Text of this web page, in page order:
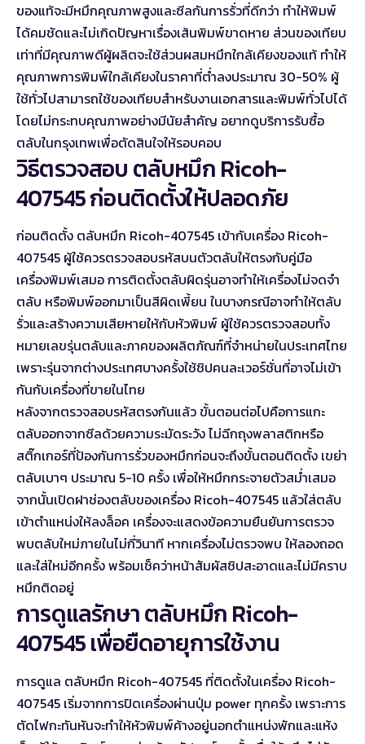
ของแท้จะมีหมึกคุณภาพสูงและซีลกันการรั่วที่ดีกว่า ทำให้พิมพ์
ได้คมชัดและไม่เกิดปัญหาเรื่องเส้นพิมพ์ขาดหาย ส่วนของเทียบ
เท่าที่มีคุณภาพดีผู้ผลิตจะใช้ส่วนผสมหมึกใกล้เคียงของแท้ ทำให้
คุณภาพการพิมพ์ใกล้เคียงในราคาที่ต่ำลงประมาณ 30-50% ผู้
ใช้ทั่วไปสามารถใช้ของเทียบสำหรับงานเอกสารและพิมพ์ทั่วไปได้
โดยไม่กระทบคุณภาพอย่างมีนัยสำคัญ อยากดูบริการรับซื้อ
ตลับในกรุงเทพเพื่อตัดสินใจให้รอบคอบ
วิธีตรวจสอบ ตลับหมึก Ricoh-
407545 ก่อนติดตั้งให้ปลอดภัย
ก่อนติดตั้ง ตลับหมึก Ricoh-407545 เข้ากับเครื่อง Ricoh-
407545 ผู้ใช้ควรตรวจสอบรหัสบนตัวตลับให้ตรงกับคู่มือ
เครื่องพิมพ์เสมอ การติดตั้งตลับผิดรุ่นอาจทำให้เครื่องไม่จดจำ
ตลับ หรือพิมพ์ออกมาเป็นสีผิดเพี้ยน ในบางกรณีอาจทำให้ตลับ
รั่วและสร้างความเสียหายให้กับหัวพิมพ์ ผู้ใช้ควรตรวจสอบทั้ง
หมายเลขรุ่นตลับและภาคของผลิตภัณฑ์ที่จำหน่ายในประเทศไทย
เพราะรุ่นจากต่างประเทศบางครั้งใช้ชิปคนละเวอร์ชั่นที่อาจไม่เข้า
กันกับเครื่องที่ขายในไทย
หลังจากตรวจสอบรหัสตรงกันแล้ว ขั้นตอนต่อไปคือการแกะ
ตลับออกจากซีลด้วยความระมัดระวัง ไม่ฉีกถุงพลาสติกหรือ
สติ๊กเกอร์ที่ป้องกันการรั่วของหมึกก่อนจะถึงขั้นตอนติดตั้ง เขย่า
ตลับเบาๆ ประมาณ 5-10 ครั้ง เพื่อให้หมึกกระจายตัวสม่ำเสมอ
จากนั้นเปิดฝาช่องตลับของเครื่อง Ricoh-407545 แล้วใส่ตลับ
เข้าตำแหน่งให้ลงล็อค เครื่องจะแสดงข้อความยืนยันการตรวจ
พบตลับใหม่ภายในไม่กี่วินาที หากเครื่องไม่ตรวจพบ ให้ลองถอด
และใส่ใหม่อีกครั้ง พร้อมเช็คว่าหน้าสัมผัสชิปสะอาดและไม่มีคราบ
หมึกติดอยู่
การดูแลรักษา ตลับหมึก Ricoh-
407545 เพื่อยืดอายุการใช้งาน
การดูแล ตลับหมึก Ricoh-407545 ที่ติดตั้งในเครื่อง Ricoh-
407545 เริ่มจากการปิดเครื่องผ่านปุ่ม power ทุกครั้ง เพราะการ
ตัดไฟกะทันหันจะทำให้หัวพิมพ์ค้างอยู่นอกตำแหน่งพักและแห้ง